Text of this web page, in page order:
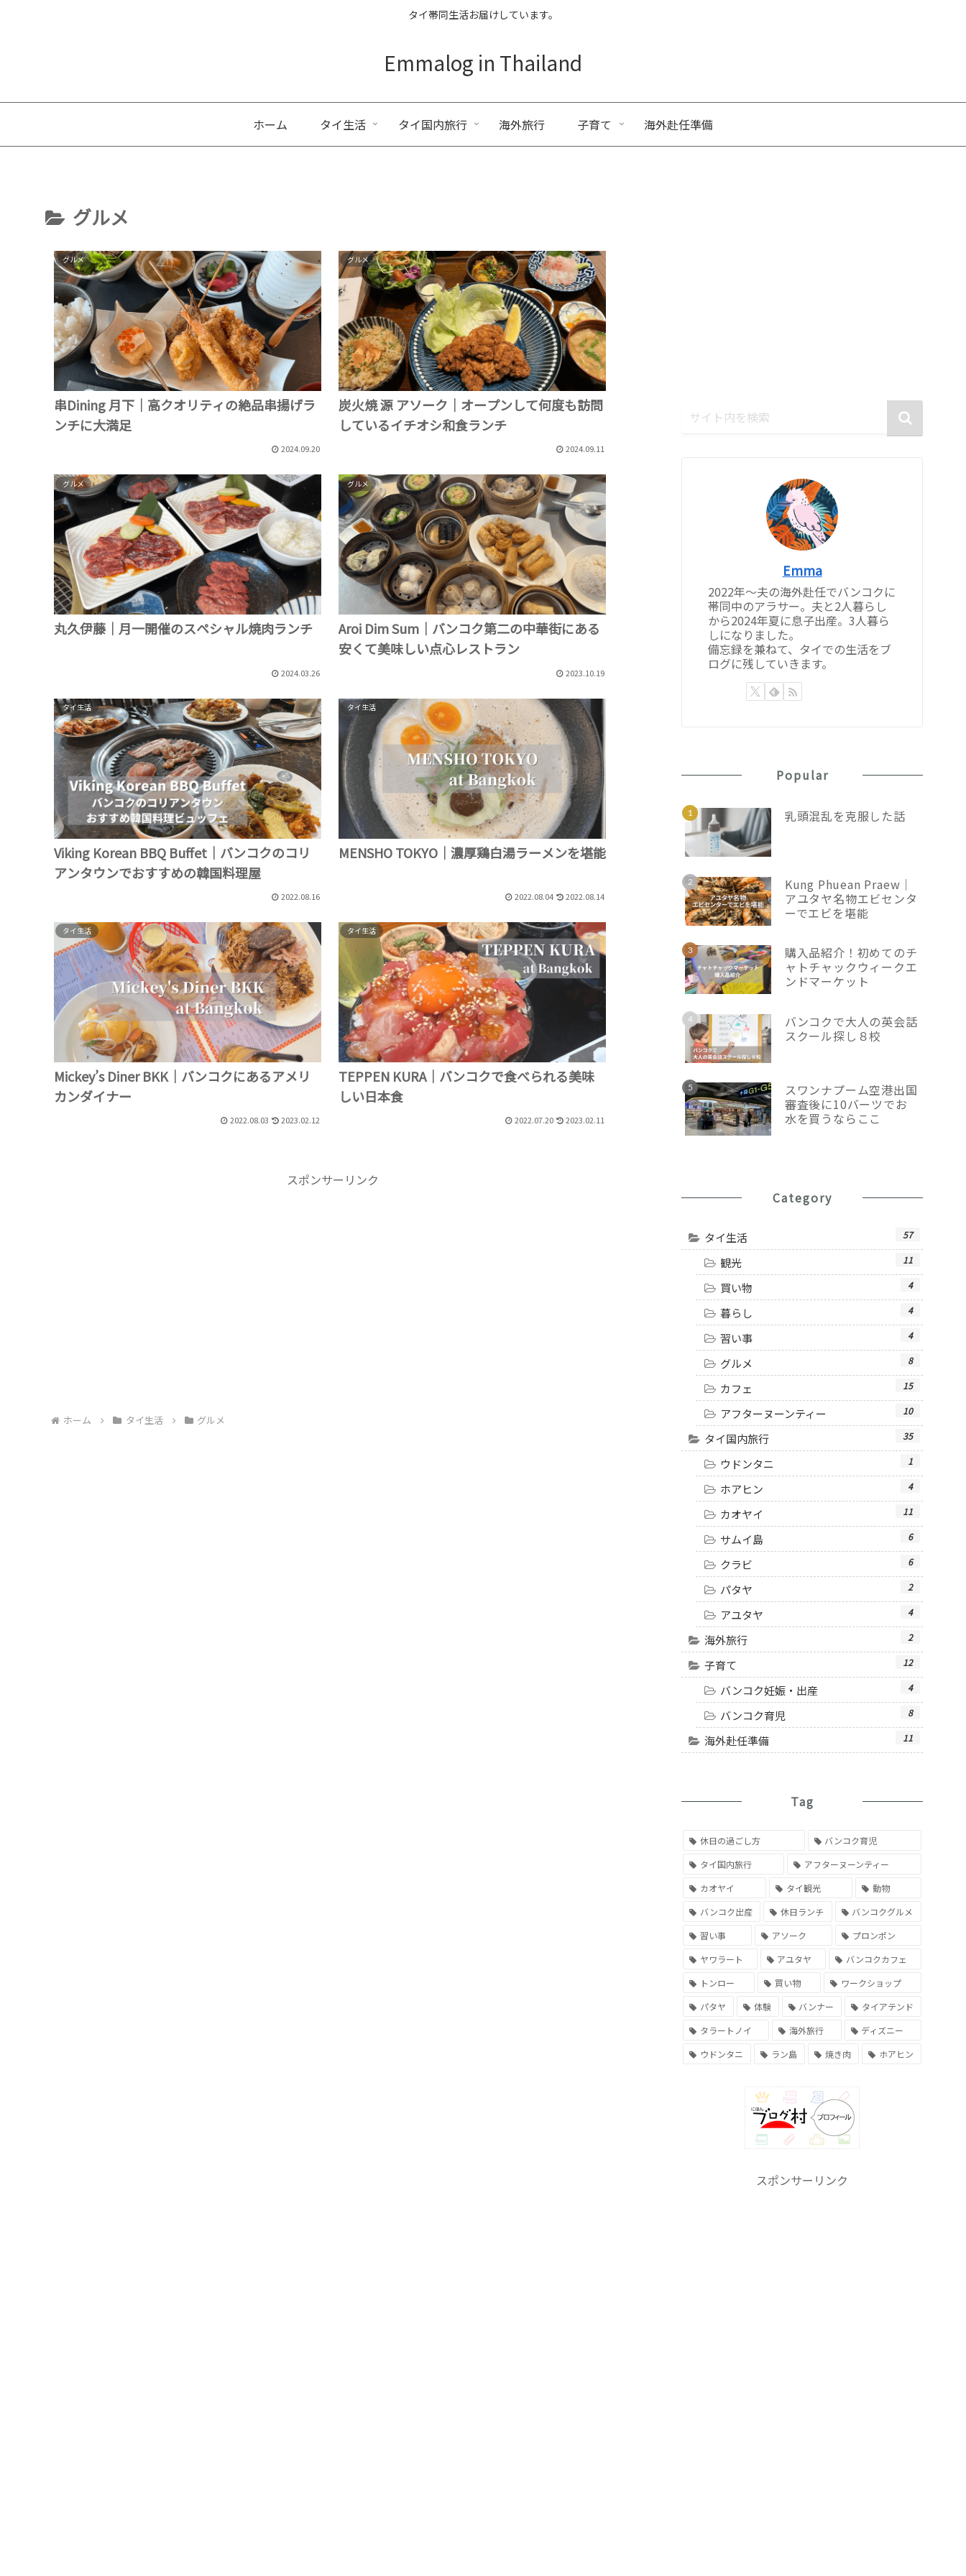
タイ帯同生活お届けしています。
Emmalog in Thailand
ホーム タイ生活 タイ国内旅行 海外旅行 子育て 海外赴任準備
グルメ
グルメ
串Dining 月下｜高クオリティの絶品串揚げラ
ンチに大満足
2024.09.20
グルメ
炭火焼 源 アソーク｜オープンして何度も訪問
しているイチオシ和食ランチ
2024.09.11
グルメ
丸久伊藤｜月一開催のスペシャル焼肉ランチ
2024.03.26
グルメ
Aroi Dim Sum｜バンコク第二の中華街にある
安くて美味しい点心レストラン
2023.10.19
タイ生活
Viking Korean BBQ Buffet｜バンコクのコリ
アンタウンでおすすめの韓国料理屋
2022.08.16
タイ生活
MENSHO TOKYO｜濃厚鶏白湯ラーメンを堪能
2022.08.04 2022.08.14
タイ生活
Mickey’s Diner BKK｜バンコクにあるアメリ
カンダイナー
2022.08.03 2023.02.12
タイ生活
TEPPEN KURA｜バンコクで食べられる美味
しい日本食
2022.07.20 2023.02.11
スポンサーリンク
ホーム タイ生活 グルメ
Emma
2022年〜夫の海外赴任でバンコクに
帯同中のアラサー。夫と2人暮らし
から2024年夏に息子出産。3人暮ら
しになりました。
備忘録を兼ねて、タイでの生活をブ
ログに残していきます。
Popular
乳頭混乱を克服した話
Kung Phuean Praew｜
アユタヤ名物エビセンタ
ーでエビを堪能
購入品紹介！初めてのチ
ャトチャックウィークエ
ンドマーケット
バンコクで大人の英会話
スクール探し８校
スワンナプーム空港出国
審査後に10バーツでお
水を買うならここ
Category
タイ生活 57
観光 11
買い物 4
暮らし 4
習い事 4
グルメ 8
カフェ 15
アフターヌーンティー 10
タイ国内旅行 35
ウドンタニ 1
ホアヒン 4
カオヤイ 11
サムイ島 6
クラビ 6
パタヤ 2
アユタヤ 4
海外旅行 2
子育て 12
バンコク妊娠・出産 4
バンコク育児 8
海外赴任準備 11
Tag
休日の過ごし方
バンコク育児
タイ国内旅行
アフターヌーンティー
カオヤイ
タイ観光
動物
バンコク出産
休日ランチ
バンコクグルメ
習い事
アソーク
プロンポン
ヤワラート
アユタヤ
バンコクカフェ
トンロー
買い物
ワークショップ
パタヤ
体験 バンナー
タイアテンド
タラートノイ
海外旅行
ディズニー
ウドンタニ
ラン島 焼き肉 ホアヒン
スポンサーリンク